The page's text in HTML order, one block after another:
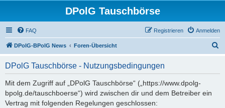
DPolG Tauschbörse
FAQ Anmelden
Registrieren
DPolG-BPolG News Foren-Übersicht
DPolG Tauschbörse - Nutzungsbedingungen
Mit dem Zugriff auf „DPolG Tauschbörse“ („https://www.dpolg-
bpolg.de/tauschboerse“) wird zwischen dir und dem Betreiber ein
Vertrag mit folgenden Regelungen geschlossen: